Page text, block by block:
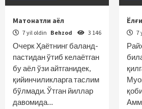
Матонатли аёл
7 yil oldin Behzod 3 146
Очерк Ҳаётнинг баланд-
пастидан ўтиб келаётган
бу аёл ўзи айтганидек,
қийинчиликларга таслим
бўлмади. Ўтган йиллар
давомида…
7